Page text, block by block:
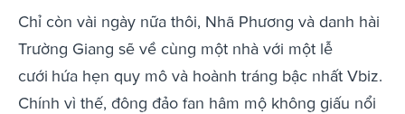
Chỉ còn vài ngày nữa thôi, Nhã Phương và danh hài
Trường Giang sẽ về cùng một nhà với một lễ
cưới hứa hẹn quy mô và hoành tráng bậc nhất Vbiz.
Chính vì thế, đông đảo fan hâm mộ không giấu nổi